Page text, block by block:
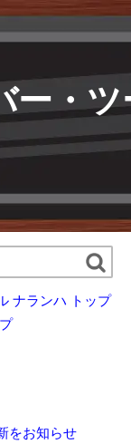
ー・
ナランハ トップ
をお知らせ